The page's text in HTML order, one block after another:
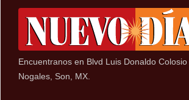
Encuentranos en Blvd Luis Donaldo Colosio
Nogales, Son, MX.